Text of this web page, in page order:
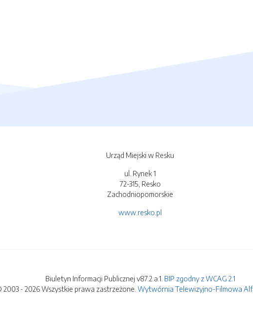
Urząd Miejski w Resku
ul. Rynek 1
72-315, Resko
Zachodniopomorskie
www.resko.pl
Biuletyn Informacji Publicznej v87.2.a.1. BIP zgodny z WCAG 2.1
2003 - 2026 Wszystkie prawa zastrzeżone. Wytwórnia Telewizyjno-Filmowa